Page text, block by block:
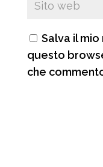
Salva il
questo
che